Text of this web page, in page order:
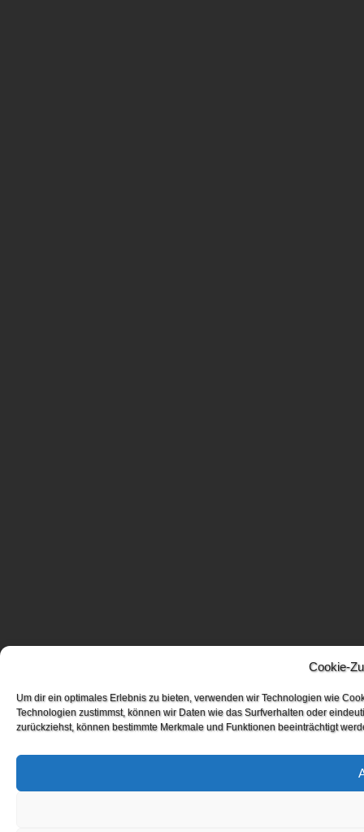
Cookie-
Um dir ein optimales Erlebnis zu bieten, verwenden wir Technologien wie
Technologien zustimmst, können wir Daten wie das Surfverhalten oder
zurückziehst, können bestimmte Merkmale und Funktionen beeinträchtigt